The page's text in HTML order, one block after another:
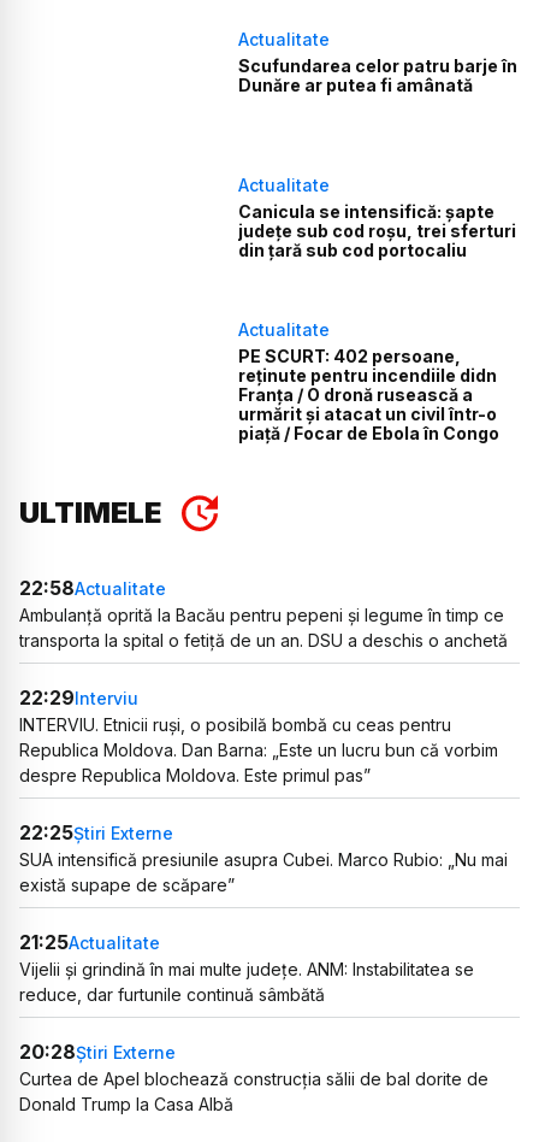
Actualitate
Scufundarea celor patru barje în
Dunăre ar putea fi amânată
Actualitate
Canicula se intensifică: șapte
județe sub cod roșu, trei sferturi
din țară sub cod portocaliu
Actualitate
PE SCURT: 402 persoane,
reținute pentru incendiile didn
Franța / O dronă rusească a
urmărit și atacat un civil într-o
piață / Focar de Ebola în Congo
ULTIMELE
22:58Actualitate
Ambulanță oprită la Bacău pentru pepeni și legume în timp ce
transporta la spital o fetiță de un an. DSU a deschis o anchetă
22:29Interviu
INTERVIU. Etnicii ruși, o posibilă bombă cu ceas pentru
Republica Moldova. Dan Barna: „Este un lucru bun că vorbim
despre Republica Moldova. Este primul pas”
22:25Știri Externe
SUA intensifică presiunile asupra Cubei. Marco Rubio: „Nu mai
există supape de scăpare”
21:25Actualitate
Vijelii și grindină în mai multe județe. ANM: Instabilitatea se
reduce, dar furtunile continuă sâmbătă
20:28Știri Externe
Curtea de Apel blochează construcția sălii de bal dorite de
Donald Trump la Casa Albă